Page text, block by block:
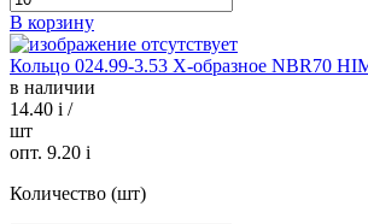
В корзину
Кольцо 024.99-3.53 Х-образное NBR70
в наличии
14.40 i /
шт
опт. 9.20 i
Количество (шт)